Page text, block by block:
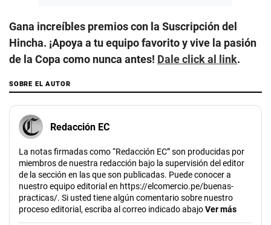
Gana increíbles premios con la Suscripción del
Hincha. ¡Apoya a tu equipo favorito y vive la pasión
de la Copa como nunca antes! Dale click al link.
SOBRE EL AUTOR
Redacción EC
La notas firmadas como “Redacción EC” son producidas por
miembros de nuestra redacción bajo la supervisión del editor
de la sección en las que son publicadas. Puede conocer a
nuestro equipo editorial en https://elcomercio.pe/buenas-
practicas/. Si usted tiene algún comentario sobre nuestro
proceso editorial, escriba al correo indicado abajoVer más